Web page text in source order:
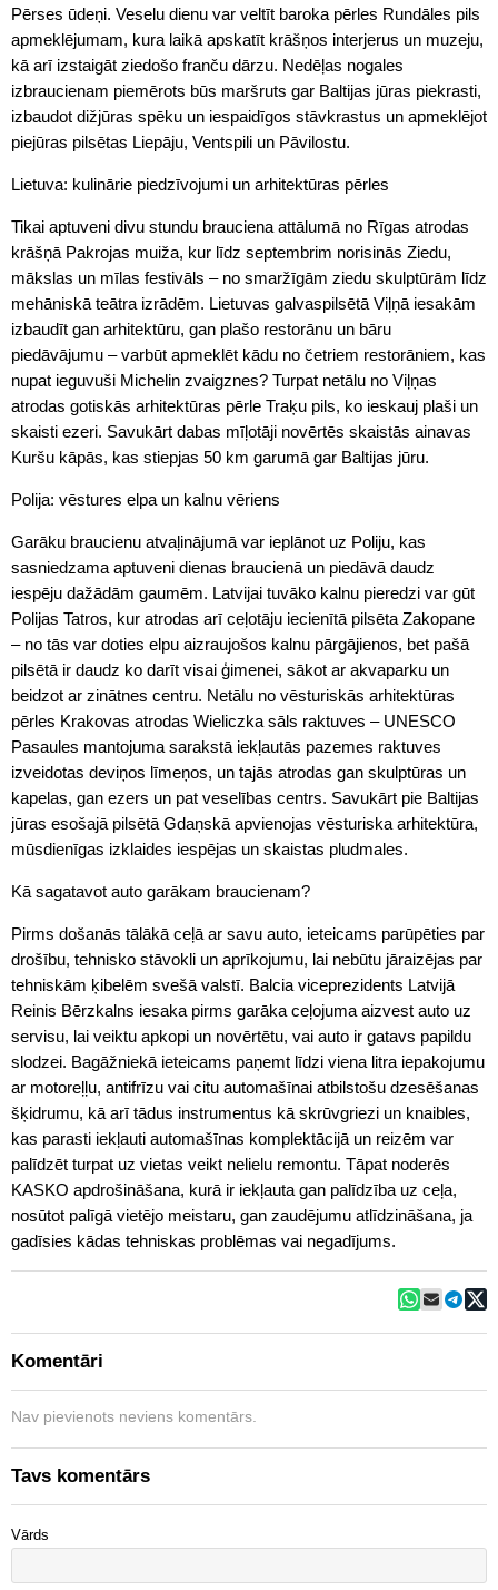
Pērses ūdeņi. Veselu dienu var veltīt baroka pērles Rundāles pils
apmeklējumam, kura laikā apskatīt krāšņos interjerus un muzeju,
kā arī izstaigāt ziedošo franču dārzu. Nedēļas nogales
izbraucienam piemērots būs maršruts gar Baltijas jūras piekrasti,
izbaudot dižjūras spēku un iespaidīgos stāvkrastus un apmeklējot
piejūras pilsētas Liepāju, Ventspili un Pāvilostu.
Lietuva: kulinārie piedzīvojumi un arhitektūras pērles
Tikai aptuveni divu stundu brauciena attālumā no Rīgas atrodas
krāšņā Pakrojas muiža, kur līdz septembrim norisinās Ziedu,
mākslas un mīlas festivāls – no smaržīgām ziedu skulptūrām līdz
mehāniskā teātra izrādēm. Lietuvas galvaspilsētā Viļņā iesakām
izbaudīt gan arhitektūru, gan plašo restorānu un bāru
piedāvājumu – varbūt apmeklēt kādu no četriem restorāniem, kas
nupat ieguvuši Michelin zvaigznes? Turpat netālu no Viļņas
atrodas gotiskās arhitektūras pērle Traķu pils, ko ieskauj plaši un
skaisti ezeri. Savukārt dabas mīļotāji novērtēs skaistās ainavas
Kuršu kāpās, kas stiepjas 50 km garumā gar Baltijas jūru.
Polija: vēstures elpa un kalnu vēriens
Garāku braucienu atvaļinājumā var ieplānot uz Poliju, kas
sasniedzama aptuveni dienas braucienā un piedāvā daudz
iespēju dažādām gaumēm. Latvijai tuvāko kalnu pieredzi var gūt
Polijas Tatros, kur atrodas arī ceļotāju iecienītā pilsēta Zakopane
– no tās var doties elpu aizraujošos kalnu pārgājienos, bet pašā
pilsētā ir daudz ko darīt visai ģimenei, sākot ar akvaparku un
beidzot ar zinātnes centru. Netālu no vēsturiskās arhitektūras
pērles Krakovas atrodas Wieliczka sāls raktuves – UNESCO
Pasaules mantojuma sarakstā iekļautās pazemes raktuves
izveidotas deviņos līmeņos, un tajās atrodas gan skulptūras un
kapelas, gan ezers un pat veselības centrs. Savukārt pie Baltijas
jūras esošajā pilsētā Gdaņskā apvienojas vēsturiska arhitektūra,
mūsdienīgas izklaides iespējas un skaistas pludmales.
Kā sagatavot auto garākam braucienam?
Pirms došanās tālākā ceļā ar savu auto, ieteicams parūpēties par
drošību, tehnisko stāvokli un aprīkojumu, lai nebūtu jāraizējas par
tehniskām ķibelēm svešā valstī. Balcia viceprezidents Latvijā
Reinis Bērzkalns iesaka pirms garāka ceļojuma aizvest auto uz
servisu, lai veiktu apkopi un novērtētu, vai auto ir gatavs papildu
slodzei. Bagāžniekā ieteicams paņemt līdzi viena litra iepakojumu
ar motoreļļu, antifrīzu vai citu automašīnai atbilstošu dzesēšanas
šķidrumu, kā arī tādus instrumentus kā skrūvgriezi un knaibles,
kas parasti iekļauti automašīnas komplektācijā un reizēm var
palīdzēt turpat uz vietas veikt nelielu remontu. Tāpat noderēs
KASKO apdrošināšana, kurā ir iekļauta gan palīdzība uz ceļa,
nosūtot palīgā vietējo meistaru, gan zaudējumu atlīdzināšana, ja
gadīsies kādas tehniskas problēmas vai negadījums.
Komentāri
Nav pievienots neviens komentārs.
Tavs komentārs
Vārds